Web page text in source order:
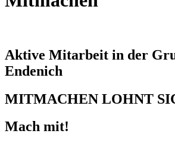
Aktive Mitarbeit in der
Endenich
MITMACHEN LOHNT
Mach mit!